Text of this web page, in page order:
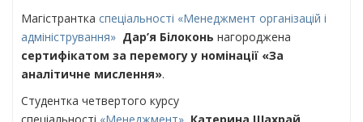
Магістрантка спеціальності «Менеджмент організацій і
адміністрування» Дар’я Білоконь нагороджена
сертифікатом за перемогу у номінації «За
аналітичне мислення».
Студентка четвертого курсу